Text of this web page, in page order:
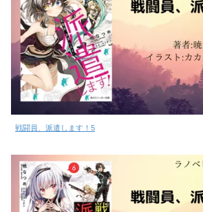
戦闘員、派遣します！5